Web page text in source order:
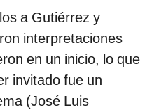
a Gutiérrez y
interpretaciones
en un inicio, lo que
invitado fue un
(José Luis